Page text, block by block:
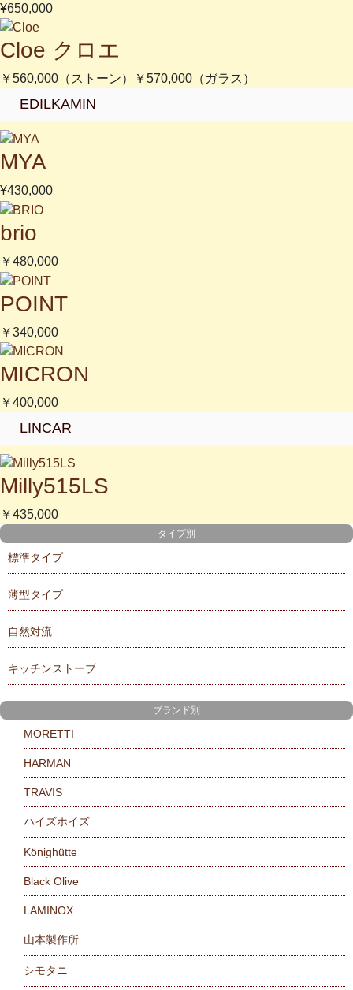
¥650,000
Cloe クロエ
￥560,000（ストーン）￥570,000（ガラス）
EDILKAMIN
MYA
¥430,000
brio
￥480,000
POINT
￥340,000
MICRON
￥400,000
LINCAR
Milly515LS
￥435,000
タイプ別
標準タイプ
薄型タイプ
自然対流
キッチンストーブ
ブランド別
MORETTI
HARMAN
TRAVIS
ハイズホイズ
Könighütte
Black Olive
LAMINOX
山本製作所
シモタニ